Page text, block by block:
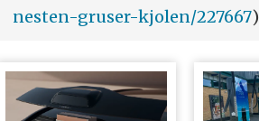
nesten-gruser-kjolen/227667)